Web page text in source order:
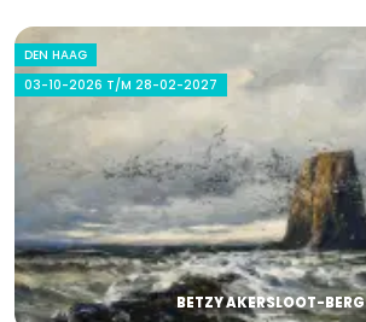
DEN HAAG
03-10-2026 T/M 28-02-2027
BETZY AKERSLOOT-BERG